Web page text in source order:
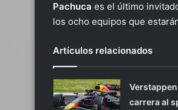
Pachuca es el último
los ocho equipos que
Artículos relacionados
carrera al